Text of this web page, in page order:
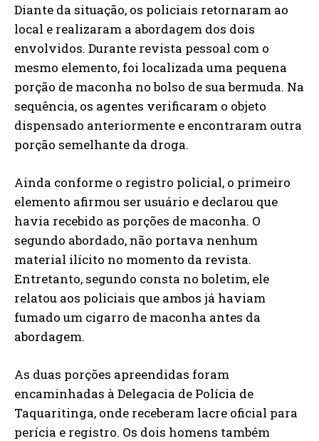
Diante da situação, os policiais retornaram ao
local e realizaram a abordagem dos dois
envolvidos. Durante revista pessoal com o
mesmo elemento, foi localizada uma pequena
porção de maconha no bolso de sua bermuda. Na
sequência, os agentes verificaram o objeto
dispensado anteriormente e encontraram outra
porção semelhante da droga.
Ainda conforme o registro policial, o primeiro
elemento afirmou ser usuário e declarou que
havia recebido as porções de maconha. O
segundo abordado, não portava nenhum
material ilícito no momento da revista.
Entretanto, segundo consta no boletim, ele
relatou aos policiais que ambos já haviam
fumado um cigarro de maconha antes da
abordagem.
As duas porções apreendidas foram
encaminhadas à Delegacia de Polícia de
Taquaritinga, onde receberam lacre oficial para
perícia e registro. Os dois homens também